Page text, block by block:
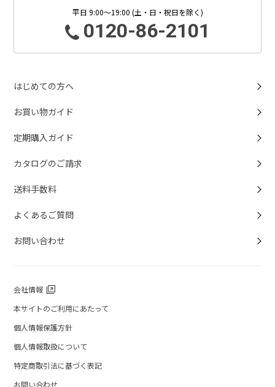
平日 9:00～19:00 (土・日・祝日を除く)
0120-86-2101
はじめての方へ
お買い物ガイド
定期購入ガイド
カタログのご請求
送料手数料
よくあるご質問
お問い合わせ
会社情報
本サイトのご利用にあたって
個人情報保護方針
個人情報取扱について
特定商取引法に基づく表記
お問い合わせ